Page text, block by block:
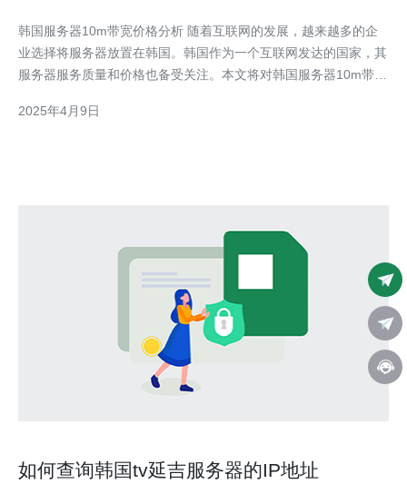
韩国服务器10m带宽价格分析 随着互联网的发展，越来越多的企
业选择将服务器放置在韩国。韩国作为一个互联网发达的国家，其
服务器服务质量和价格也备受关注。本文将对韩国服务器10m带宽
务器市场竞争激烈，各大互联网服务提供商纷纷推出不同价格和性
2025年4月9日
如何查询韩国tv延吉服务器的IP地址